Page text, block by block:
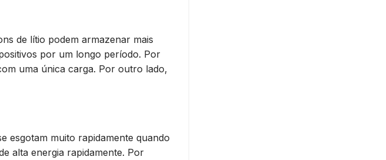
de lítio podem armazenar mais
por um longo período. Por
uma única carga. Por outro lado,
esgotam muito rapidamente quando
alta energia rapidamente. Por